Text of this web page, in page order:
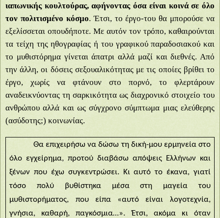
ιαπωνικής κουλτούρας, αφήνοντας όσα είναι κοινά σε όλο
τον πολιτισμένο κόσμο. Έτσι, το έργο-του θα μπορούσε να
εξελίσσεται οπουδήποτε. Με αυτόν τον τρόπο, καθαιρούνται
τα τείχη της ηθογραφίας ή του γραφικού παραδοσιακού και
το μυθιστόρημα γίνεται άπατρι αλλά μαζί και διεθνές. Από
την άλλη, οι δόσεις σεξουαλικότητας με τις οποίες βρίθει το
έργο, χωρίς να φτάνουν στο πορνό, το φλερτάρουν
αναδεικνύοντας τη σαρκικότητα ως διαχρονικό στοιχείο του
ανθρώπου αλλά και ως σύγχρονο σύμπτωμα μιας ελεύθερης
(ασύδοτης;) κοινωνίας.
Θα επιχειρήσω να δώσω τη δική-μου ερμηνεία στο
όλο εγχείρημα, προτού διαβάσω απόψεις Ελλήνων και
ξένων που έχω συγκεντρώσει. Κι αυτό το έκανα, γιατί
τόσο πολύ βυθίστηκα μέσα στη μαγεία του
μυθιστορήματος, που είπα «αυτό είναι λογοτεχνία,
γνήσια, καθαρή, παγκόσμια…». Έτσι, ακόμα κι όταν